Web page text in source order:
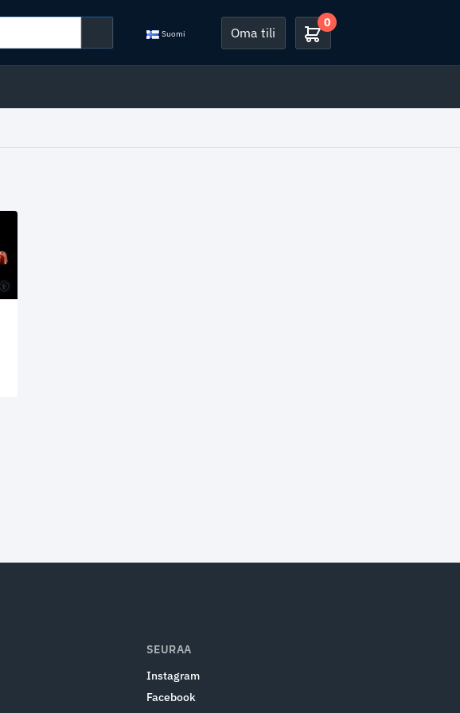
Suomi Oma tili
0
SEURAA
Instagram
Facebook